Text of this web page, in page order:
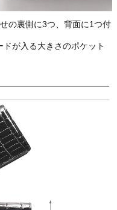
の裏側に3つ、背面に1つ付
が入る大きさのポケット